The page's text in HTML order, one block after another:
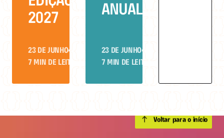
2027
23 DE JUNHO•
7 MIN DE LEITURA
ANUAL
23 DE JUNHO•
7 MIN DE LEITURA
Voltar para o início